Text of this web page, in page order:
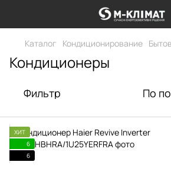
Каталог Кондиционирование
Кондиционеры
Фильтр По
ХИТ
6
6